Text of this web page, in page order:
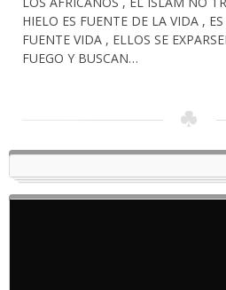
HIELO ES FUENTE DE LA VIDA ,
FUENTE VIDA , ELLOS SE
FUEGO Y BUSCAN…